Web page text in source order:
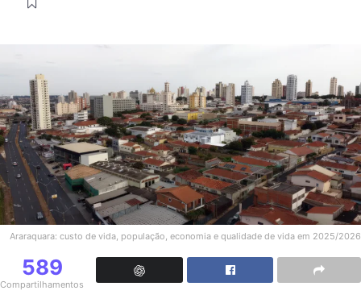
Araraquara: custo de vida, população, economia e qualidade de vida em 2025/2026
589
Compartilhamentos